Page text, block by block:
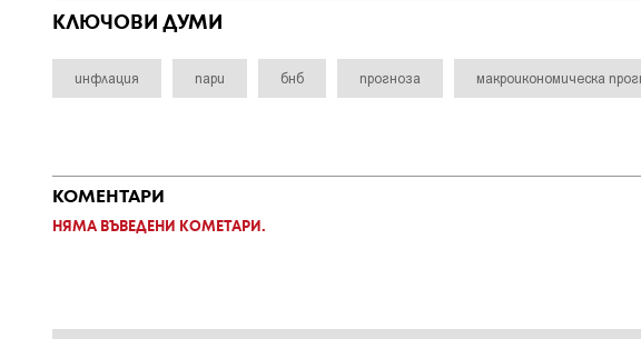
КЛЮЧОВИ ДУМИ
инфлация пари бнб прогноза макроикономическа
КОМЕНТАРИ
НЯМА ВЪВЕДЕНИ КОМЕТАРИ.